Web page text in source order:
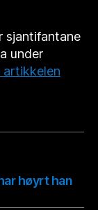
med
sjantifantane
under
artikkelen
høyrt han